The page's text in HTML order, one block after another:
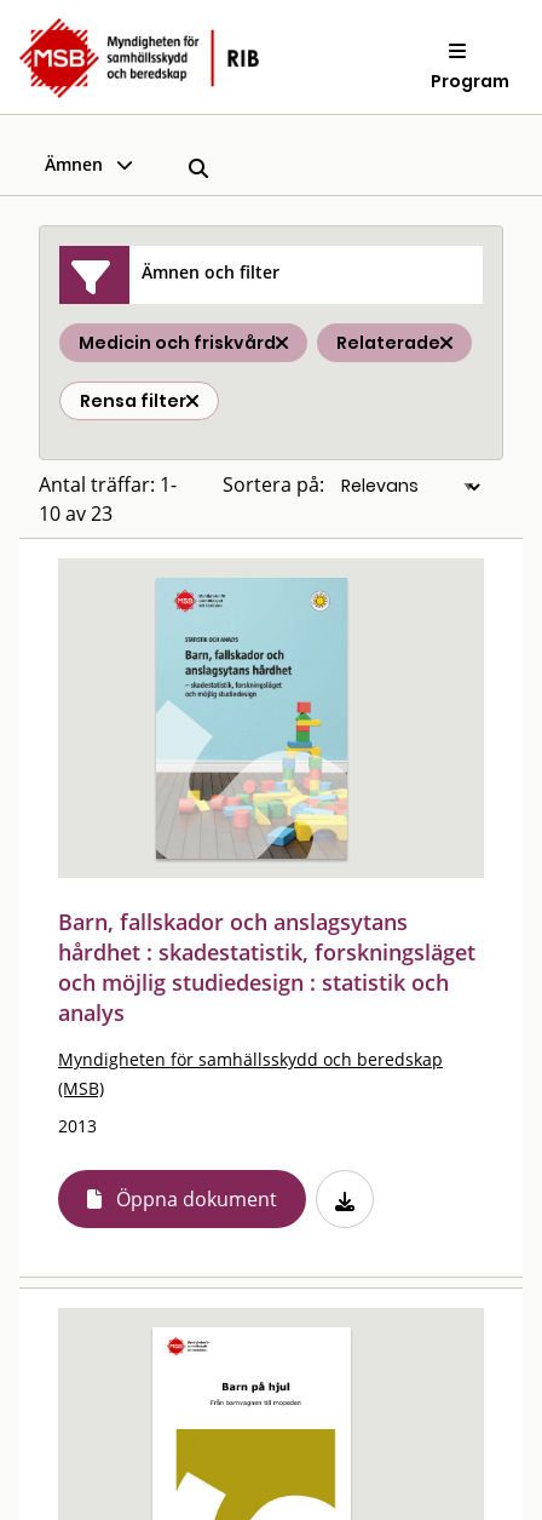
Program
Ämnen
Ämnen och filter
Medicin och friskvård Relaterade
Rensa filter
Antal träffar: 1-
10 av 23
Sortera på:
Barn, fallskador och anslagsytans
hårdhet : skadestatistik, forskningsläget
och möjlig studiedesign : statistik och
analys
Myndigheten för samhällsskydd och beredskap
(MSB)
2013
Öppna dokument